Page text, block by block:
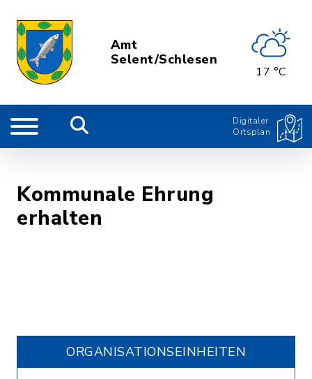
Amt
Selent/Schlesen
17 °C
Digitaler
Ortsplan
Kommunale Ehrung
erhalten
ORGANISATIONS­EINHEITEN